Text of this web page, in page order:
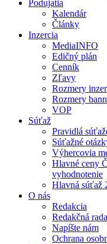
Podujatia
Kalendár
Články
Inzercia
MediaINFO
Edičný plán
Cenník
Zľavy
Rozmery
Rozmery
VOP
Súťaž
Pravidlá
Súťažné
Výhercovia
Hlavné ceny
vyhodnotenie
Hlavná súťaž
O nás
Redakcia
Redakčná rada
Napíšte nám
Ochrana